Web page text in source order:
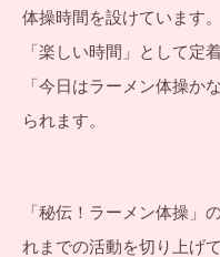
体操時間を設けています
「楽しい時間」として定
「今日はラーメン体操か
られます。
「秘伝！ラーメン体操」
れまでの活動を切り上げ